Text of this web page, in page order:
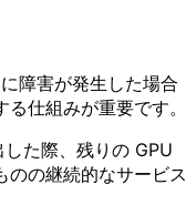
障害が発生した場合
仕組みが重要です。
た際、残りの GPU
のの継続的なサービス